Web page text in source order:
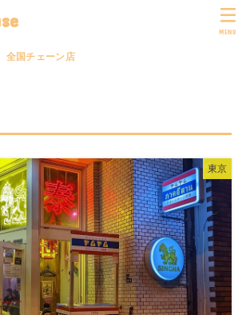
全国チェーン店
MENU
東京